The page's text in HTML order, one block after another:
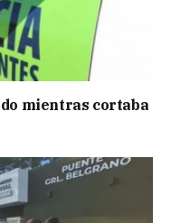
mientras cortaba